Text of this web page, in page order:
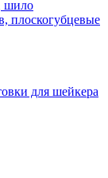
шило
плоскогубцевые
для шейкера